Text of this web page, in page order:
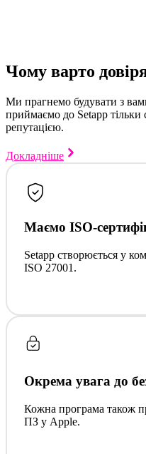
Чому варто
Ми прагнемо будувати з
приймаємо до Setapp тільки
репутацією.
Докладніше
Маємо ISO-
Setapp створюється у
ISO 27001.
Окрема увага до
Кожна програма також
ПЗ у Apple.